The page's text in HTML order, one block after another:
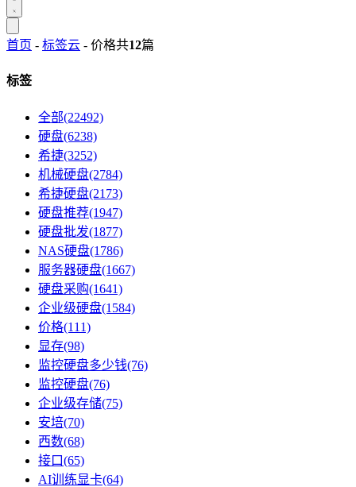
首页 - 标签云 - 价格共12篇
标签
全部(22492)
硬盘(6238)
希捷(3252)
机械硬盘(2784)
希捷硬盘(2173)
硬盘推荐(1947)
硬盘批发(1877)
NAS硬盘(1786)
服务器硬盘(1667)
硬盘采购(1641)
企业级硬盘(1584)
价格(111)
显存(98)
监控硬盘多少钱(76)
监控硬盘​(76)
企业级存储(75)
安培(70)
西数(68)
接口(65)
AI训练显卡(64)